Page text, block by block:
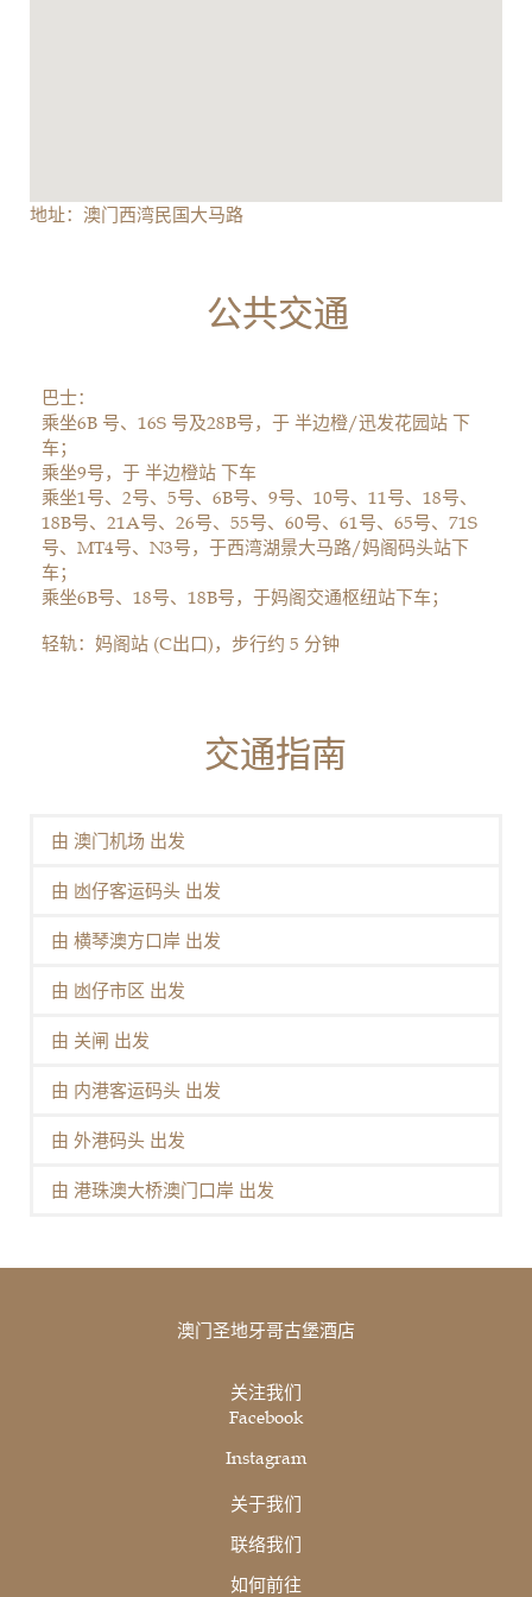
地址：澳门西湾民国大马路
公共交通
巴士：
乘坐6B 号、16S 号及28B号，于 半边橙/迅发花园站 下
车；
乘坐9号，于 半边橙站 下车
乘坐1号、2号、5号、6B号、9号、10号、11号、18号、
18B号、21A号、26号、55号、60号、61号、65号、71S
号、MT4号、N3号，于西湾湖景大马路/妈阁码头站下
车；
乘坐6B号、18号、18B号，于妈阁交通枢纽站下车；
轻轨：妈阁站 (C出口)，步行约 5 分钟
交通指南
由 澳门机场 出发
由 凼仔客运码头 出发
由 横琴澳方口岸 出发
由 凼仔市区 出发
由 关闸 出发
由 内港客运码头 出发
由 外港码头 出发
由 港珠澳大桥澳门口岸 出发
澳门圣地牙哥古堡酒店
关注我们
Facebook
Instagram
关于我们
联络我们
如何前往